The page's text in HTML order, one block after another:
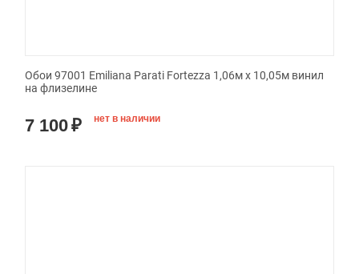
Обои 97001 Emiliana Parati Fortezza 1,06м х 10,05м винил
на флизелине
7 100₽ нет в наличии